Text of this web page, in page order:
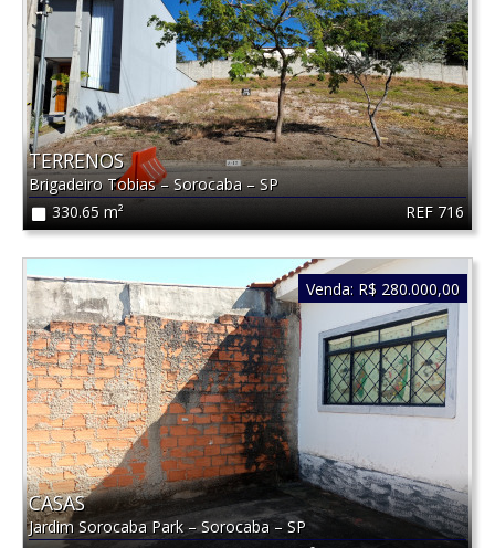
REF 716
TERRENOS
Brigadeiro Tobias–Sorocaba–SP
330.65 m²
CASAS
Jardim Sorocaba Park–Sorocaba –SP
Venda: R$ 280.000,00